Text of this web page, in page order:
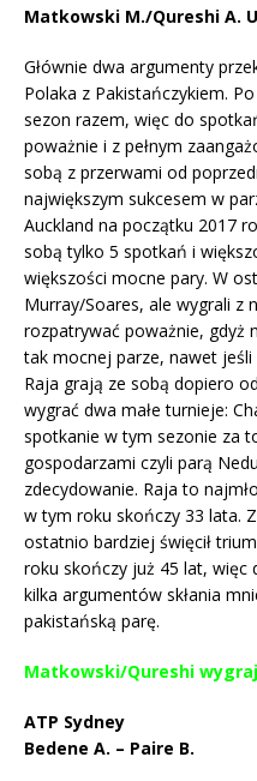
Matkowski M./Qureshi A.
Głównie dwa argumenty
Polaka z Pakistańczykiem.
sezon razem, więc do
poważnie i z pełnym
sobą z przerwami od
największym sukcesem w
Auckland na początku 2017
sobą tylko 5 spotkań i
większości mocne pary. W
Murray/Soares, ale wygrali z
rozpatrywać poważnie, gdyż
tak mocnej parze, nawet jeśli
Raja grają ze sobą dopiero
wygrać dwa małe turnieje:
spotkanie w tym sezonie za
gospodarzami czyli parą
zdecydowanie. Raja to
w tym roku skończy 33 lata.
ostatnio bardziej święcił
roku skończy już 45 lat, więc
kilka argumentów skłania
pakistańską parę.
Matkowski/Qureshi
ATP Sydney
Bedene A. – Paire B.